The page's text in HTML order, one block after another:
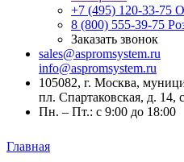
+7 (495) 120-33-75
8 (800) 555-39-75
Заказать звонок
sales@aspromsystem.ru
info@aspromsystem.ru
105082, г. Москва,
пл. Спартаковская, д.
Пн. – Пт.: с 9:00 до 18:00
Главная